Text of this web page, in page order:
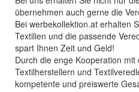
übernehmen auch gerne die
Bei werbekollektion.at erhalten
Textilien und die passende
spart Ihnen Zeit und Geld!
Durch die enge Kooperation
Textilherstellern und
kompetente und preiswerte